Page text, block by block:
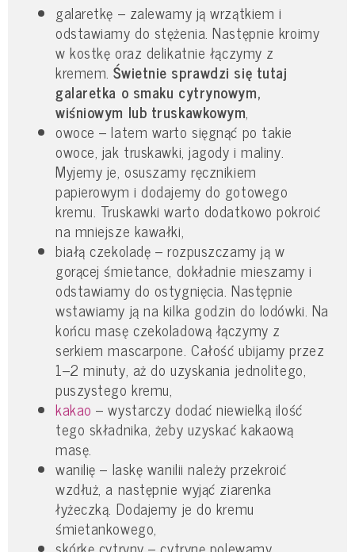
galaretkę – zalewamy ją wrzątkiem i
odstawiamy do stężenia. Następnie kroimy
w kostkę oraz delikatnie łączymy z
kremem.Świetnie sprawdzi się tutaj
galaretka o smaku cytrynowym,
wiśniowym lub truskawkowym,
owoce – latem warto sięgnąć po takie
owoce, jak truskawki, jagody i maliny.
Myjemy je, osuszamy ręcznikiem
papierowym i dodajemy do gotowego
kremu. Truskawki warto dodatkowo pokroić
na mniejsze kawałki,
białą czekoladę – rozpuszczamy ją w
gorącej śmietance, dokładnie mieszamy i
odstawiamy do ostygnięcia. Następnie
wstawiamy ją na kilka godzin do lodówki. Na
końcu masę czekoladową łączymy z
serkiem mascarpone. Całość ubijamy przez
1–2 minuty, aż do uzyskania jednolitego,
puszystego kremu,
kakao – wystarczy dodać niewielką ilość
tego składnika, żeby uzyskać kakaową
masę.
wanilię – laskę wanilii należy przekroić
wzdłuż, a następnie wyjąć ziarenka
łyżeczką. Dodajemy je do kremu
śmietankowego,